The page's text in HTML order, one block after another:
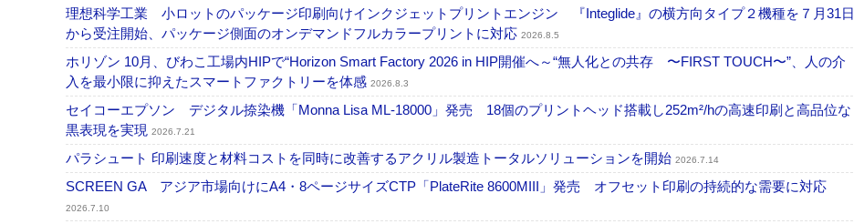
理想科学工業 小ロットのパッケージ印刷向けインクジェットプリントエンジン 『Integlide』の横方向タイプ２機種を７月31日
から受注開始、パッケージ側面のオンデマンドフルカラープリントに対応 2026.8.5
ホリゾン 10月、びわこ工場内HIPで“Horizon Smart Factory 2026 in HIP開催へ～“無人化との共存 〜FIRST TOUCH〜”、人の介
入を最小限に抑えたスマートファクトリーを体感 2026.8.3
セイコーエプソン デジタル捺染機「Monna Lisa ML-18000」発売 18個のプリントヘッド搭載し252m²/hの高速印刷と高品位な
黒表現を実現 2026.7.21
パラシュート 印刷速度と材料コストを同時に改善するアクリル製造トータルソリューションを開始 2026.7.14
SCREEN GA アジア市場向けにA4・8ページサイズCTP「PlateRite 8600MIII」発売 オフセット印刷の持続的な需要に対応
2026.7.10